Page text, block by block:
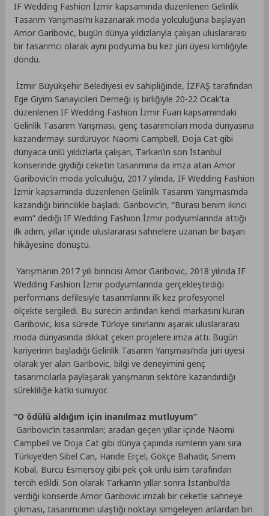
IF Wedding Fashion İzmir kapsamında düzenlenen Gelinlik
Tasarım Yarışması’nı kazanarak moda yolculuğuna başlayan
Amor Garibovic, bugün dünya yıldızlarıyla çalışan uluslararası
bir tasarımcı olarak aynı podyuma bu kez jüri üyesi kimliğiyle
döndü.
İzmir Büyükşehir Belediyesi ev sahipliğinde, İZFAŞ tarafından
Ege Giyim Sanayicileri Derneği iş birliğiyle 20-22 Ocak’ta
düzenlenen IF Wedding Fashion İzmir Fuarı kapsamındaki
Gelinlik Tasarım Yarışması, genç tasarımcıları moda dünyasına
kazandırmayı sürdürüyor. Naomi Campbell, Doja Cat gibi
dünyaca ünlü yıldızlarla çalışan, Tarkan’ın son İstanbul
konserinde giydiği ceketin tasarımına da imza atan Amor
Garibovic’in moda yolculuğu, 2017 yılında, IF Wedding Fashion
İzmir kapsamında düzenlenen Gelinlik Tasarım Yarışması’nda
kazandığı birincilikle başladı. Garibovic’in, “Burası benim ikinci
evim” dediği IF Wedding Fashion İzmir podyumlarında attığı
ilk adım, yıllar içinde uluslararası sahnelere uzanan bir başarı
hikâyesine dönüştü.
Yarışmanın 2017 yılı birincisi Amor Garibovic, 2018 yılında IF
Wedding Fashion İzmir podyumlarında gerçekleştirdiği
performans defilesiyle tasarımlarını ilk kez profesyonel
ölçekte sergiledi. Bu sürecin ardından kendi markasını kuran
Garibovic, kısa sürede Türkiye sınırlarını aşarak uluslararası
moda dünyasında dikkat çeken projelere imza attı. Bugün
kariyerinin başladığı Gelinlik Tasarım Yarışması’nda jüri üyesi
olarak yer alan Garibovic, bilgi ve deneyimini genç
tasarımcılarla paylaşarak yarışmanın sektöre kazandırdığı
sürekliliğe katkı sunuyor.
“O ödülü aldığım için inanılmaz mutluyum”
Garibovic’in tasarımları; aradan geçen yıllar içinde Naomi
Campbell ve Doja Cat gibi dünya çapında isimlerin yanı sıra
Türkiye’den Sibel Can, Hande Erçel, Gökçe Bahadır, Sinem
Kobal, Burcu Esmersoy gibi pek çok ünlü isim tarafından
tercih edildi. Son olarak Tarkan’ın yıllar sonra İstanbul’da
verdiği konserde Amor Garibovic imzalı bir ceketle sahneye
çıkması, tasarımcının ulaştığı noktayı simgeleyen anlardan biri